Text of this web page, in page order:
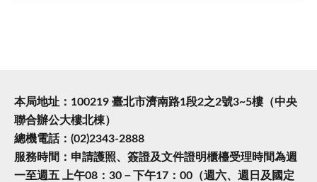
本局地址：100219 臺北市濟南路1段2之2號3~5樓（中央
聯合辦公大樓北棟）
總機電話：(02)2343-2888
服務時間：申請護照、簽證及文件證明櫃檯受理時間為週
一至週五 上午08：30－下午17：00（週六、週日及國定